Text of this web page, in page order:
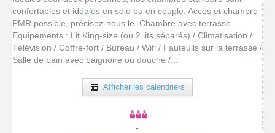
confortables et idéales en solo ou en couple. Accès et chambre
PMR possible, précisez-nous le. Chambre avec terrasse
Equipements : Lit King-size (ou 2 lits séparés) / Climatisation /
Télévision / Coffre-fort / Bureau / Wifi / Fauteuils sur la terrasse /
Salle de bain avec baignoire ou douche /...
Afficher les calendriers
-